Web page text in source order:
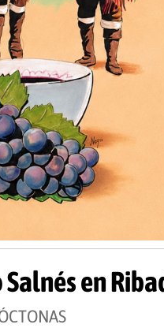
Salnés en